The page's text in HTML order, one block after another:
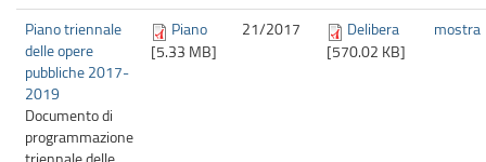
Piano triennale
delle opere
pubbliche 2017-
2019
Documento di
programmazione
Piano
[5.33 MB]
21/2017
Delibera
[570.02 KB]
mostra